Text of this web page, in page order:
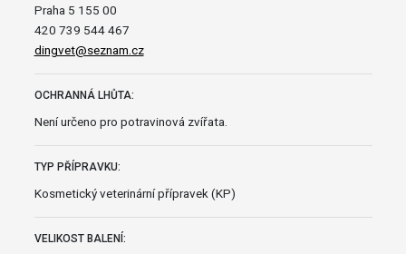
Praha 5 155 00
420 739 544 467
dingvet@seznam.cz
OCHRANNÁ LHŮTA:
Není určeno pro potravinová zvířata.
TYP PŘÍPRAVKU:
Kosmetický veterinární přípravek (KP)
VELIKOST BALENÍ: